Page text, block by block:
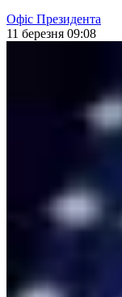
Офіс Президента
11 березня 09:08